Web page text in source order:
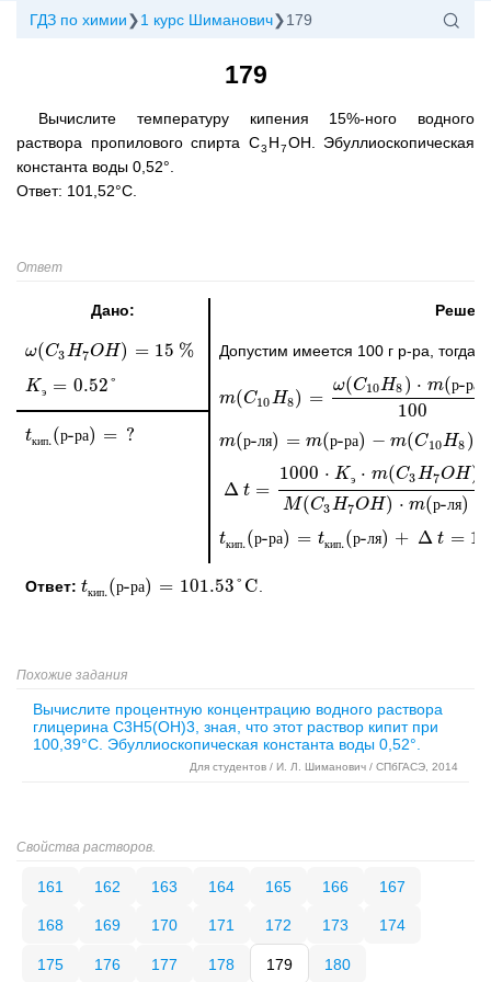
ГДЗ по химии 1 курс Шиманович 179
179
Вычислите температуру кипения 15%-ного водного
раствора пропилового спирта C3 H7OH. Эбуллиоскопическая
константа воды 0,52°.
Ответ: 101,52°C.
Ответ
Ответ: tкип. (р-ра) = 101.53°C
tкип.(р-ра =101.53°C
Дано:
ω(C3H7OH) = 15 %
ω(C3H7OH)= 15%
Kэ = 0.52°
Kэ= 0.52°
Допустим имеется 100 г р-ра, тогда:
m(C10H8) =
ω(C10H8 ) ⋅ m(р-ра
100
m(C10H8)= ω(C 10H8)⋅m(р-ра)100=15
m(р-ля) = m(р-ра) − m(C10H8 )
m(р-ля)= m( р-ра)-m( C10H8)=100-15
Δ t =
1000 ⋅ Kэ ⋅ m(C3H7OH)
M(C3H7OH) ⋅ m(р-ля)
∆t= 1000 ⋅Kэ⋅m(C3H7OH)M(C3H7OH)
tкип.(р-ра) = tкип.(р-ля) + Δ t =
tкип.(р-ра =tкип.( р-ля)+ ∆t= 100 + 1.53
tкип. (р-ра) = ?
tкип.(р-ра =?
Похожие задания
Вычислите процентную концентрацию водного раствора
глицерина C3H5(OH)3, зная, что этот раствор кипит при
100,39°C. Эбуллиоскопическая константа воды 0,52°.
Для студентов / И. Л. Шиманович / СПбГАСЭ, 2014
Свойства растворов.
161 162 163 164 165 166 167
168 169 170 171 172 173 174
175 176 177 178 179 180